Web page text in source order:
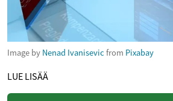
Image by Nenad Ivanisevic from Pixabay
LUE LISÄÄ